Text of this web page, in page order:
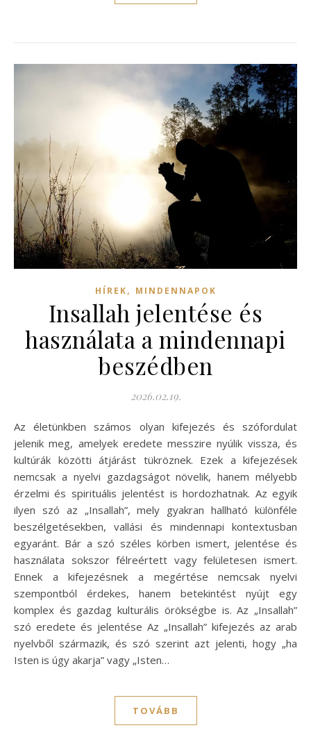
HÍREK, MINDENNAPOK
Insallah jelentése és
használata a mindennapi
beszédben
2026.02.19.
Az életünkben számos olyan kifejezés és szófordulat
jelenik meg, amelyek eredete messzire nyúlik vissza, és
kultúrák közötti átjárást tükröznek. Ezek a kifejezések
nemcsak a nyelvi gazdagságot növelik, hanem mélyebb
érzelmi és spirituális jelentést is hordozhatnak. Az egyik
ilyen szó az „Insallah”, mely gyakran hallható különféle
beszélgetésekben, vallási és mindennapi kontextusban
egyaránt. Bár a szó széles körben ismert, jelentése és
használata sokszor félreértett vagy felületesen ismert.
Ennek a kifejezésnek a megértése nemcsak nyelvi
szempontból érdekes, hanem betekintést nyújt egy
komplex és gazdag kulturális örökségbe is. Az „Insallah”
szó eredete és jelentése Az „Insallah” kifejezés az arab
nyelvből származik, és szó szerint azt jelenti, hogy „ha
Isten is úgy akarja” vagy „Isten…
TOVÁBB